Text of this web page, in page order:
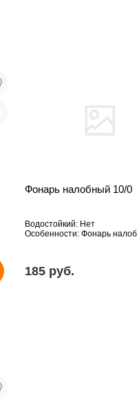
Фонарь налобный 10/0
Водостойкий: Нет
Особенности: Фонарь
185 pуб.